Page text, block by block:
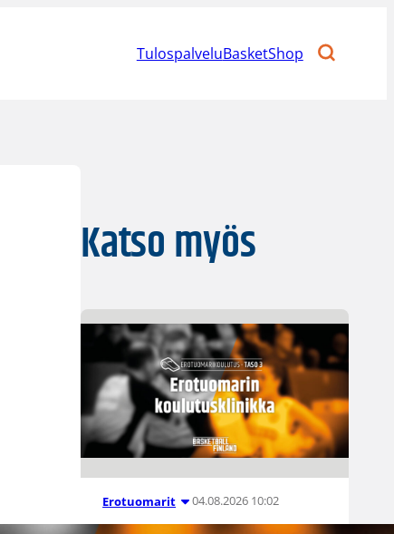
TulospalveluBasketShop
Katso myös
Erotuomarit 04.08.2026 10:02